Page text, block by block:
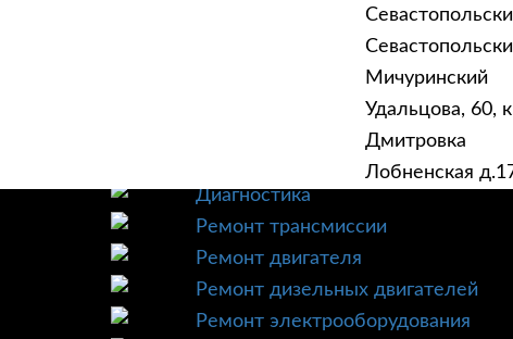
Мичуринский
Удальцова, 60,
Дмитровка
Лобненская
УСЛУГИ
Техническое обслуживание
Диагностика
Ремонт трансмиссии
Ремонт двигателя
Ремонт дизельных двигателей
Ремонт электрооборудования